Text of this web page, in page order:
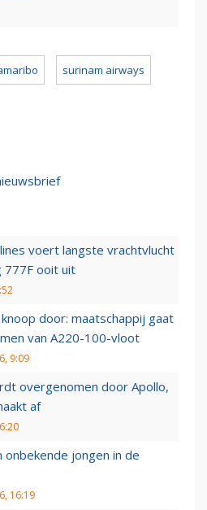
surinam airways
voert langste vrachtvlucht
777F ooit uit
knoop door: maatschappij gaat
van A220-100-vloot
9:09
overgenomen door Apollo,
af
onbekende jongen in de
16:19